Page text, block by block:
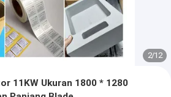
2/12
11KW Ukuran 1800 * 1280